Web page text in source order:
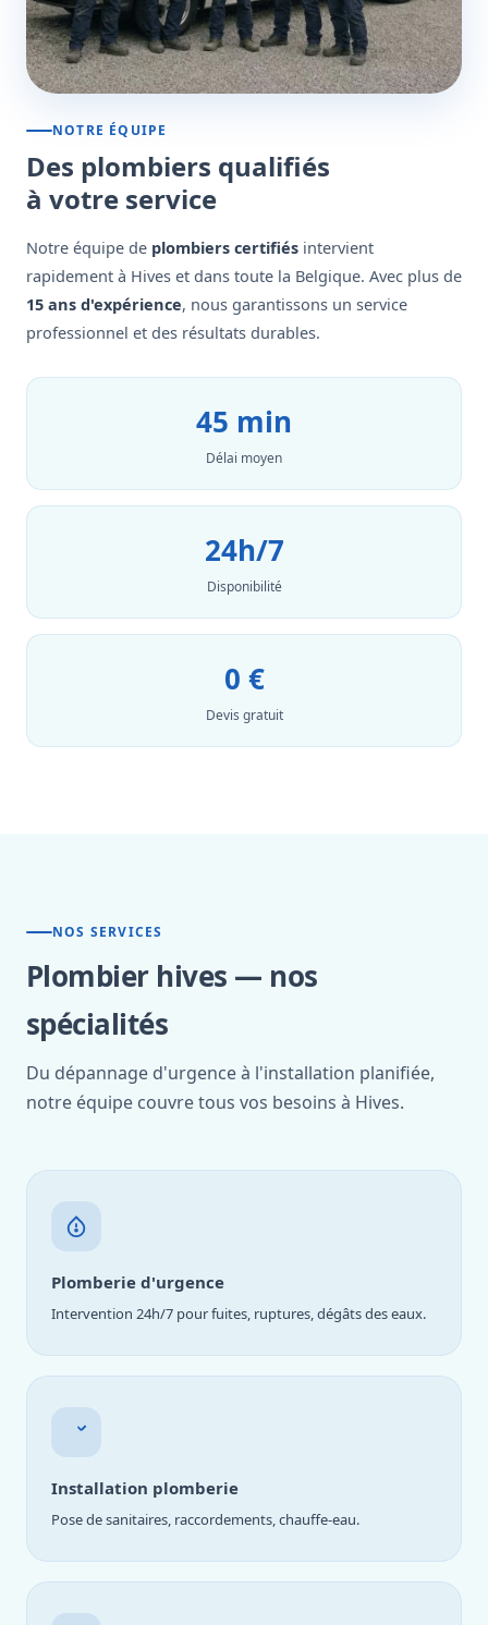
NOTRE ÉQUIPE
Des plombiers qualifiés
à votre service
Notre équipe de plombiers certifiés intervient
rapidement à Hives et dans toute la Belgique. Avec plus de
15 ans d'expérience, nous garantissons un service
professionnel et des résultats durables.
45 min
Délai moyen
24h/7
Disponibilité
0 €
Devis gratuit
NOS SERVICES
Plombier hives — nos
spécialités
Du dépannage d'urgence à l'installation planifiée,
notre équipe couvre tous vos besoins à Hives.
Plomberie d'urgence
Intervention 24h/7 pour fuites, ruptures, dégâts des eaux.
Installation plomberie
Pose de sanitaires, raccordements, chauffe-eau.